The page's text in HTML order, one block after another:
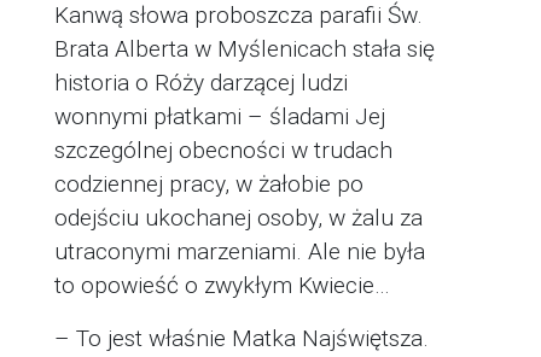
Kanwą słowa proboszcza parafii Św.
Brata Alberta w Myślenicach stała się
historia o Róży darzącej ludzi
wonnymi płatkami – śladami Jej
szczególnej obecności w trudach
codziennej pracy, w żałobie po
odejściu ukochanej osoby, w żalu za
utraconymi marzeniami. Ale nie była
to opowieść o zwykłym Kwiecie…
– To jest właśnie Matka Najświętsza.